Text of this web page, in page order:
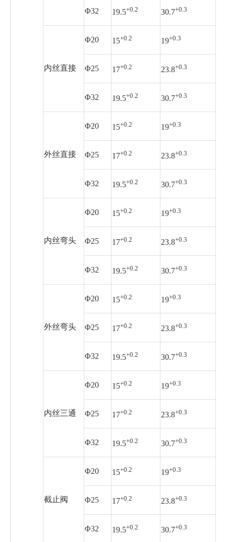
Φ32 19.5+0.2 30.7+0.3
内丝直接
Φ20 15+0.2 19+0.3
Φ25 17+0.2 23.8+0.3
Φ32 19.5+0.2 30.7+0.3
外丝直接
Φ20 15+0.2 19+0.3
Φ25 17+0.2 23.8+0.3
Φ32 19.5+0.2 30.7+0.3
内丝弯头
Φ20 15+0.2 19+0.3
Φ25 17+0.2 23.8+0.3
Φ32 19.5+0.2 30.7+0.3
外丝弯头
Φ20 15+0.2 19+0.3
Φ25 17+0.2 23.8+0.3
Φ32 19.5+0.2 30.7+0.3
内丝三通
Φ20 15+0.2 19+0.3
Φ25 17+0.2 23.8+0.3
Φ32 19.5+0.2 30.7+0.3
截止阀
Φ20 15+0.2 19+0.3
Φ25 17+0.2 23.8+0.3
Φ32 19.5+0.2 30.7+0.3